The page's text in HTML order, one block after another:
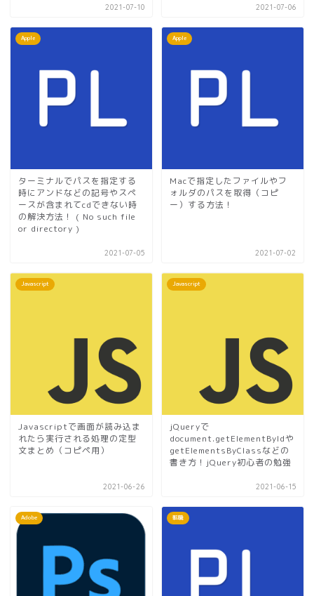
2021-07-10 2021-07-06
Apple
ターミナルでパスを指定する
時にアンドなどの記号やスペ
ースが含まれてcdできない時
の解決方法！ ( No such file
or directory )
2021-07-05
Apple
Macで指定したファイルやフ
ォルダのパスを取得（コピ
ー）する方法！
2021-07-02
Javascript
Javascriptで画面が読み込ま
れたら実行される処理の定型
文まとめ（コピペ用）
2021-06-26
Javascript
jQueryで
document.getElementByIdや
getElementsByClassなどの
書き方！jQuery初心者の勉強
2021-06-15
Adobe 転職